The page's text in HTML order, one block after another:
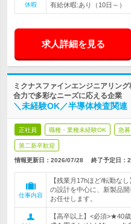
休暇
有給休暇:あり（10日～）
求人詳細を見る
ミクナスファインエンジニアリン
合力で多彩なニーズに応える企業
＼未経験OK／半導体検査関
正社員 職種・業種未経験OK 急募
第二新卒歓迎
情報更新日：2026/07/28 終了予定日：
仕事内容
【残業月17hほど/転勤な
の設計を中心に、新製品
お任せします。
【高卒以上】<必須>★40